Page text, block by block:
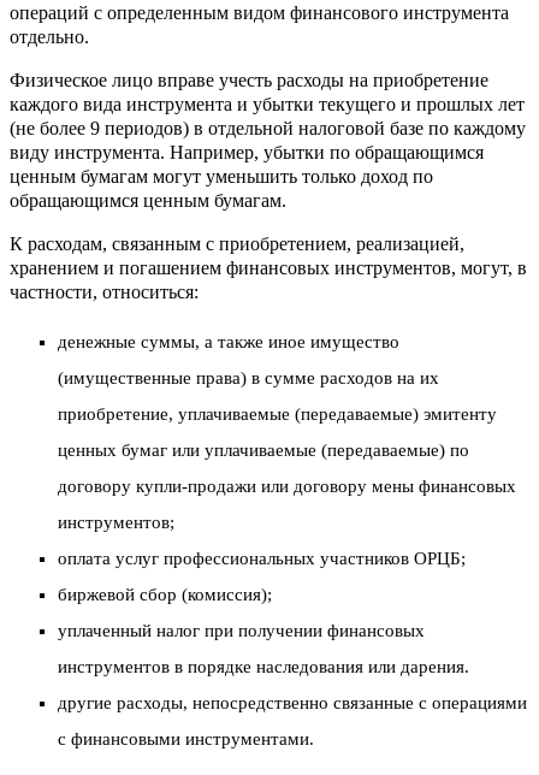
операций с определенным видом финансового инструмента
отдельно.
Физическое лицо вправе учесть расходы на приобретение
каждого вида инструмента и убытки текущего и прошлых лет
(не более 9 периодов) в отдельной налоговой базе по каждому
виду инструмента. Например, убытки по обращающимся
ценным бумагам могут уменьшить только доход по
обращающимся ценным бумагам.
К расходам, связанным с приобретением, реализацией,
хранением и погашением финансовых инструментов, могут, в
частности, относиться:
денежные суммы, а также иное имущество
(имущественные права) в сумме расходов на их
приобретение, уплачиваемые (передаваемые) эмитенту
ценных бумаг или уплачиваемые (передаваемые) по
договору купли-продажи или договору мены финансовых
инструментов;
оплата услуг профессиональных участников ОРЦБ;
биржевой сбор (комиссия);
уплаченный налог при получении финансовых
инструментов в порядке наследования или дарения.
другие расходы, непосредственно связанные с операциями
с финансовыми инструментами.